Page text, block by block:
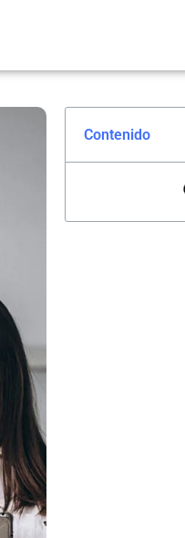
Contenido